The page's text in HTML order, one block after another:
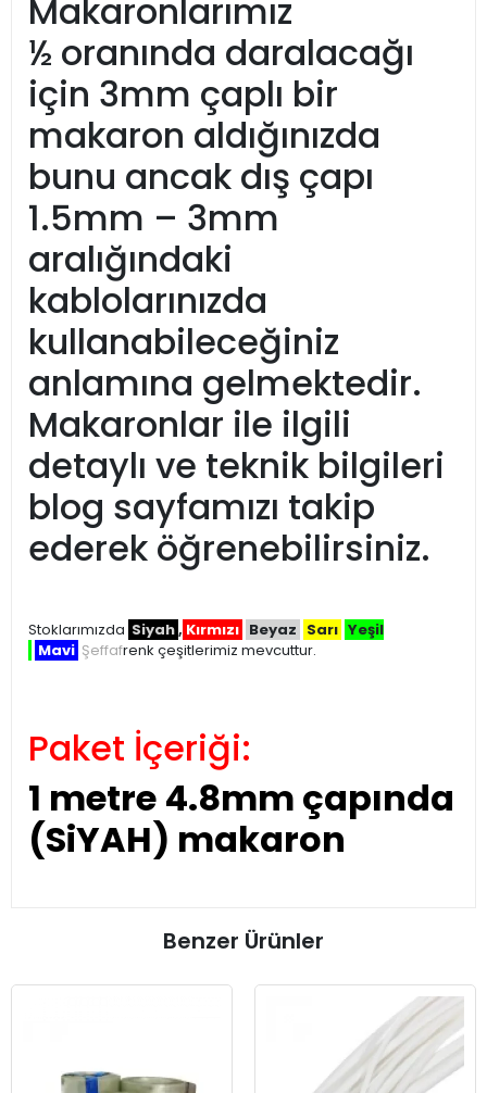
Makaronlarımız
½ oranında daralacağı
için 3mm çaplı bir
makaron aldığınızda
bunu ancak dış çapı
1.5mm – 3mm
aralığındaki
kablolarınızda
kullanabileceğiniz
anlamına gelmektedir.
Makaronlar ile ilgili
detaylı ve teknik bilgileri
blog sayfamızı takip
ederek öğrenebilirsiniz.
Stoklarımızda Siyah, Kırmızı Beyaz Sarı Yeşil
Mavi Şeffafrenk çeşitlerimiz mevcuttur.
Paket İçeriği:
1 metre 4.8mm çapında
(SiYAH) makaron
Benzer Ürünler